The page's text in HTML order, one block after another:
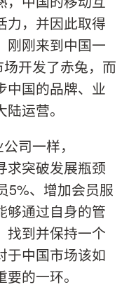
力，并因此取得
刚刚来到中国一
开发了赤兔，而
中国的品牌、业
运营。
司一样，
求突破发展瓶颈
5%、增加会员服
够通过自身的管
找到并保持一个
于中国市场该如
的一环。